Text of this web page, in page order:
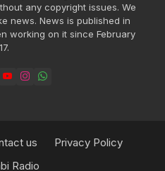
any copyright issues. We
news. News is published in
working on it since February
us
Privacy Policy
Radio